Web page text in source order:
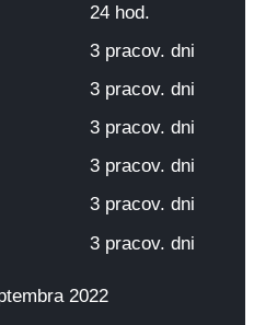
24 hod.
3 pracov. dni
3 pracov. dni
3 pracov. dni
3 pracov. dni
3 pracov. dni
3 pracov. dni
2022